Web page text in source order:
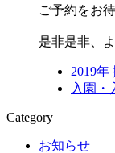
ご予約をお
是非是非、
2019年
入園・
Category
お知らせ